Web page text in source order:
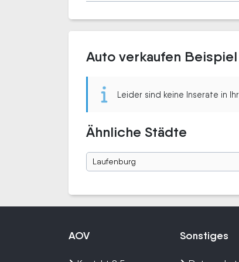
Auto verkaufen
Leider sind keine Inserate in
Ähnliche Städte
Laufenburg
AOV Sonstiges